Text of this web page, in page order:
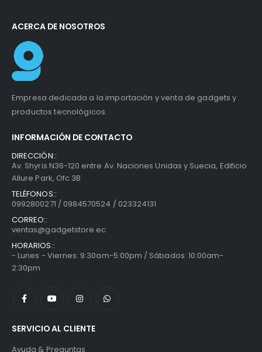
ACERCA DE NOSOTROS
Empresa dedicada a la importación y venta de gadgets y
productos tecnológicos.
INFORMACIÓN DE CONTACTO
DIRECCIÓN::
Av. Shyris N36-120 entre Av. Naciones Unidas y Suecia, Edificio
Allure Park, Ofc 3B
TELÉFONOS::
0992800271 / 0984570524 / 023324131
CORREO::
ventas@gadgetstore.ec
HORARIOS::
- Lunes - Viernes: 9:30am-5:00pm / Sábados: 10:00am-
2:30pm
SERVICIO AL CLIENTE
Ayuda & Preguntas